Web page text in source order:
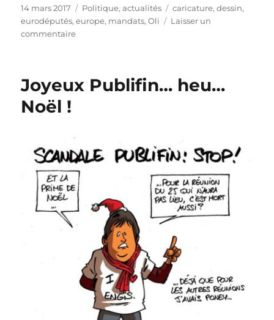
Publié
le
14 mars 2017 Catégories
Politique, actualités Étiquettes
caricature,dessin,
eurodéputés,europe, mandats,Oli
Laisser un
commentairesur
Joyeux Publifin… heu…
Noël !